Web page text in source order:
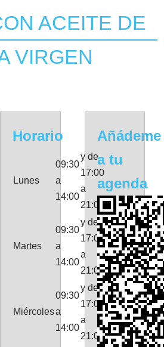
ACEITE DE
VIRGEN
Horario
Lunes
09:30
a
14:00
y de
17:00
a
21:00
Martes
09:30
a
14:00
y de
17:00
a
21:00
Miércoles
09:30
a
14:00
y de
17:00
a
21:00
Añádeme
a tu
agenda